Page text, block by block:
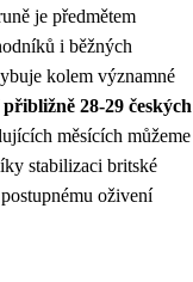
je předmětem
i běžných
kolem významné
28-29 českých
měsících můžeme
stabilizaci britské
oživení